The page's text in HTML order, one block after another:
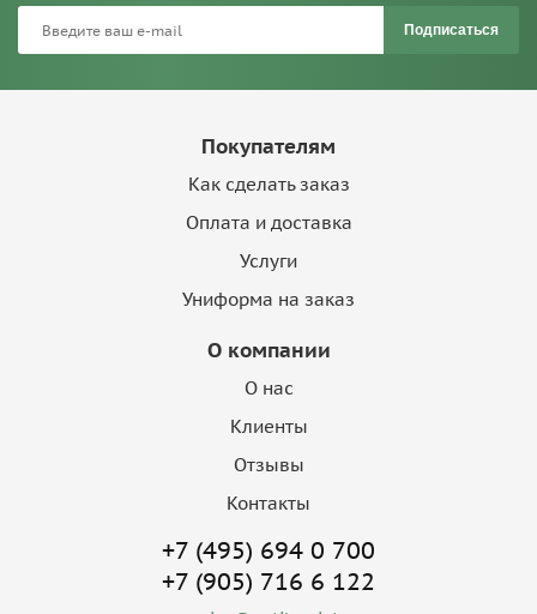
Подписаться
Покупателям
Как сделать заказ
Оплата и доставка
Услуги
Униформа на заказ
О компании
О нас
Клиенты
Отзывы
Контакты
+7 (495) 694 0 700
+7 (905) 716 6 122